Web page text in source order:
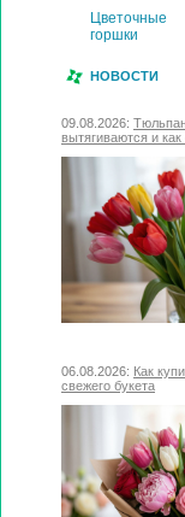
Цветочные
горшки
НОВОСТИ
09.08.2026:
вытягиваются и
06.08.2026: Как
свежего букета